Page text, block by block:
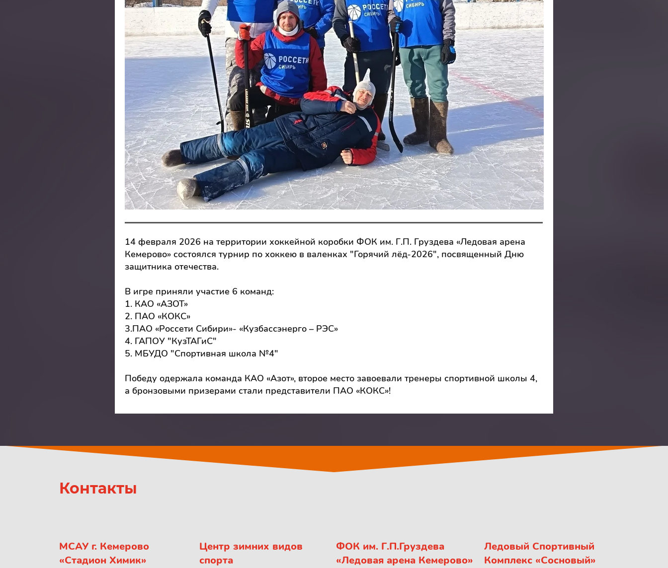
14 февраля 2026 на территории хоккейной коробки ФОК им. Г.П. Груздева «Ледовая арена
Кемерово» состоялся турнир по хоккею в валенках "Горячий лёд-2026", посвященный Дню
защитника отечества.
В игре приняли участие 6 команд:
1. КАО «АЗОТ»
2. ПАО «КОКС»
3.ПАО «Россети Сибири»- «Кузбассэнерго – РЭС»
4. ГАПОУ "КузТАГиС"
5. МБУДО "Спортивная школа №4"
Победу одержала команда КАО «Азот», второе место завоевали тренеры спортивной школы 4,
а бронзовыми призерами стали представители ПАО «КОКС»!
Контакты
МСАУ г. Кемерово
«Стадион Химик»
Центр зимних видов
спорта
ФОК им. Г.П.Груздева
«Ледовая арена Кемерово»
Ледовый Спортивный
Комплекс «Сосновый»